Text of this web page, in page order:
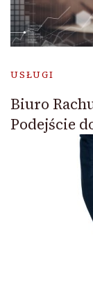
USŁUGI
Biuro
Podejście